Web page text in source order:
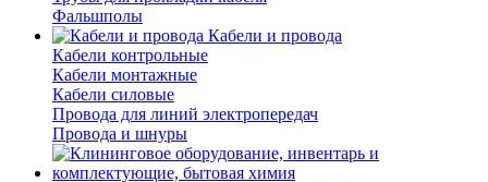
Фальшполы
Кабели и провода
Кабели контрольные
Кабели монтажные
Кабели силовые
Провода для линий электропередач
Провода и шнуры